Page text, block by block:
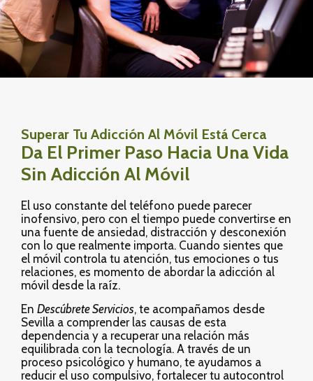
Superar Tu Adicción Al Móvil Está Cerca
Da El Primer Paso Hacia Una Vida
Sin Adicción Al Móvil
El uso constante del teléfono puede parecer
inofensivo, pero con el tiempo puede convertirse en
una fuente de ansiedad, distracción y desconexión
con lo que realmente importa. Cuando sientes que
el móvil controla tu atención, tus emociones o tus
relaciones, es momento de abordar la adicción al
móvil desde la raíz.
En Descúbrete Servicios, te acompañamos desde
Sevilla a comprender las causas de esta
dependencia y a recuperar una relación más
equilibrada con la tecnología. A través de un
proceso psicológico y humano, te ayudamos a
reducir el uso compulsivo, fortalecer tu autocontrol